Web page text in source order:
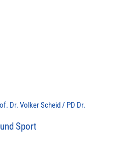
Dr. Volker Scheid / PD Dr.
Sport